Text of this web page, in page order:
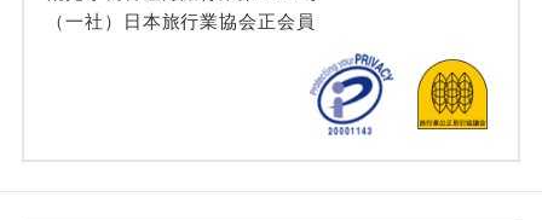
（一社）日本旅行業協会正会員